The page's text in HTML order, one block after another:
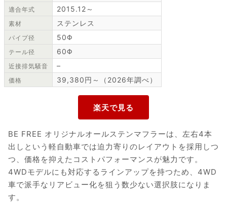
適合年式 2015.12～
素材 ステンレス
パイプ径 50Φ
テール径 60Φ
近接排気騒音 –
価格 39,380円～（2026年調べ）
BE FREE オリジナルオールステンマフラーは、左右4本
出しという軽自動車では迫力寄りのレイアウトを採用しつ
つ、価格を抑えたコストパフォーマンスが魅力です。
4WDモデルにも対応するラインアップを持つため、4WD
車で派手なリアビュー化を狙う数少ない選択肢になりま
す。